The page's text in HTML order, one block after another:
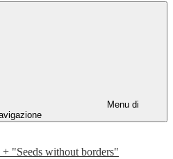
Menu di
+ "Seeds without borders"